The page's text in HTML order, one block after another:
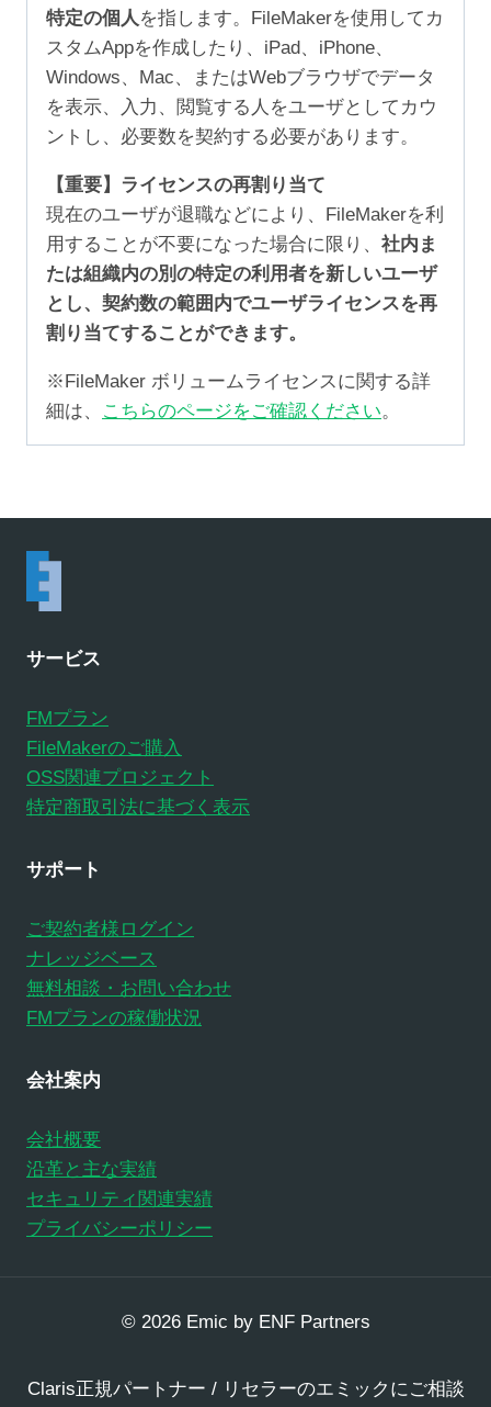
特定の個人 を指します。FileMakerを使用してカ
スタムAppを作成したり、iPad、iPhone、
Windows、Mac、またはWebブラウザでデータ
を表示、入力、閲覧する人をユーザとしてカウ
ントし、必要数を契約する必要があります。
【重要】ライセンスの再割り当て
現在のユーザが退職などにより、FileMakerを利
用することが不要になった場合に限り、 社内ま
たは組織内の別の特定の利用者を新しいユーザ
とし、契約数の範囲内でユーザライセンスを再
割り当てすることができます。
※FileMaker ボリュームライセンスに関する詳
細は、
こちらのページをご確認ください。
サービス
FMプラン
FileMakerのご購入
OSS関連プロジェクト
特定商取引法に基づく表示
サポート
ご契約者様ログイン
ナレッジベース
無料相談・お問い合わせ
FMプランの稼働状況
会社案内
会社概要
沿革と主な実績
セキュリティ関連実績
プライバシーポリシー
© 2026 Emic by ENF Partners
Claris正規パートナー / リセラーのエミックにご相談